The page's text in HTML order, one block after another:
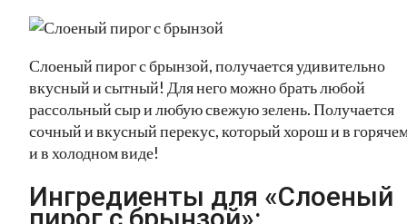
Слоеный пирог с брынзой, получается удивительно
вкусный и сытный! Для него можно брать любой
рассольный сыр и любую свежую зелень. Получается
сочный и вкусный перекус, который хорош и в
и в холодном виде!
Ингредиенты для «Слоеный